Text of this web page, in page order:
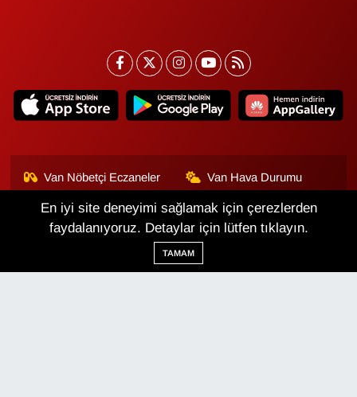
Van Nöbetçi Eczaneler Van Hava Durumu
Van Namaz Vakitleri
Van Trafik Yoğunluk
Haritası
Puan Durumu ve Fikstür
En iyi site deneyimi sağlamak için çerezlerden
faydalanıyoruz. Detaylar için lütfen tıklayın.
TAMAM